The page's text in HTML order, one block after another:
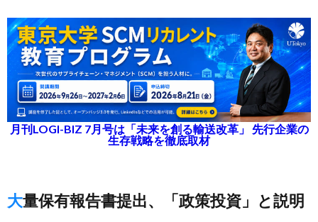
月刊LOGI-BIZ 7月号は「未来を創る輸送改革」 先行企業の
生存戦略を徹底取材
大量保有報告書提出、「政策投資」と説明